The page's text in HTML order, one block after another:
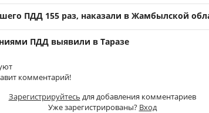
ПДД 155 раз, наказали в Жамбылской
ПДД выявили в Таразе
комментарий!
Зарегистрируйтесь для добавления комментариев
Уже зарегистрированы? Вход